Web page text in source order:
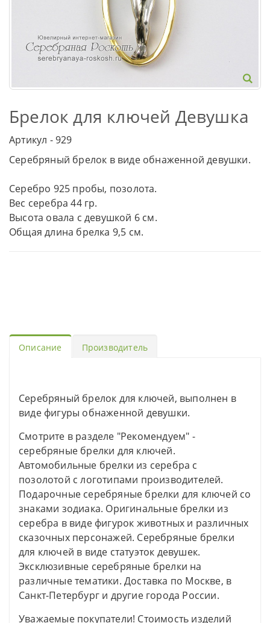
Брелок для ключей Девушка
Артикул - 929
Серебряный брелок в виде обнаженной девушки.
Серебро 925 пробы, позолота.
Вес серебра 44 гр.
Высота овала с девушкой 6 см.
Общая длина брелка 9,5 см.
Описание Производитель
Серебряный брелок для ключей, выполнен в
виде фигуры обнаженной девушки.
Смотрите в разделе "Рекомендуем" -
серебряные брелки для ключей.
Автомобильные брелки из серебра с
позолотой с логотипами производителей.
Подарочные серебряные брелки для ключей со
знаками зодиака. Оригинальные брелки из
серебра в виде фигурок животных и различных
сказочных персонажей. Серебряные брелки
для ключей в виде статуэток девушек.
Эксклюзивные серебряные брелки на
различные тематики. Доставка по Москве, в
Санкт-Петербург и другие города России.
Уважаемые покупатели! Стоимость изделий